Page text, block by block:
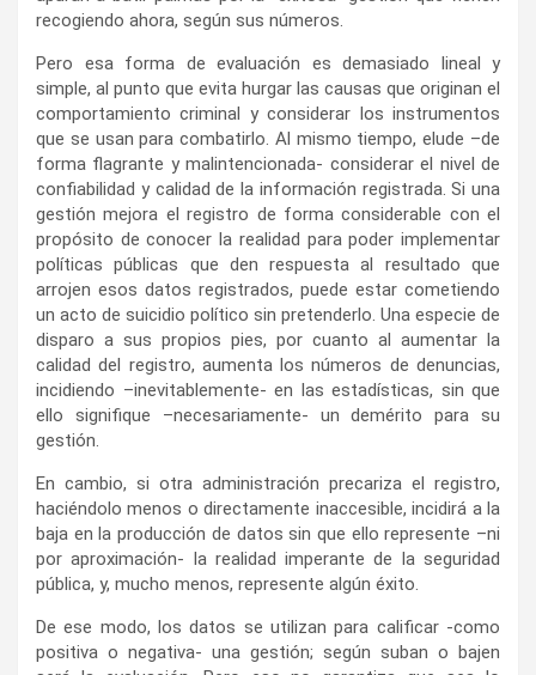
que se usan para combatirlo. Al mismo tiempo, elude –de
confiabilidad y calidad de la información registrada. Si una
gestión mejora el registro de forma considerable con el
propósito de conocer la realidad para poder implementar
políticas públicas que den respuesta al resultado que
arrojen esos datos registrados, puede estar cometiendo
un acto de suicidio político sin pretenderlo. Una especie de
disparo a sus propios pies, por cuanto al aumentar la
calidad del registro, aumenta los números de denuncias,
incidiendo –inevitablemente- en las estadísticas, sin que
ello signifique –necesariamente- un demérito para su
gestión.
En cambio, si otra administración precariza el registro,
haciéndolo menos o directamente inaccesible, incidirá a la
baja en la producción de datos sin que ello represente –ni
por aproximación- la realidad imperante de la seguridad
De ese modo, los datos se utilizan para calificar -como
positiva o negativa- una gestión; según suban o bajen
será la evaluación. Pero eso no garantiza que sea lo
correcto ni mucho menos. Mientras una administración
mapas del comportamiento criminal que permitieran
conocer verdaderamente la realidad y planificar